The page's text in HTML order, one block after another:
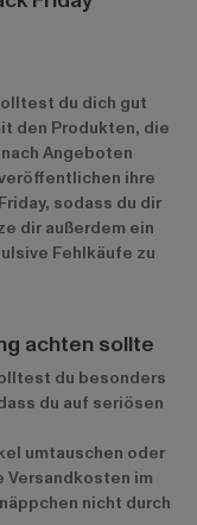
du dich gut
den Produkten, die
Angeboten
ihre
sodass du dir
dir außerdem ein
Fehlkäufe zu
achten sollte
du besonders
du auf seriösen
umtauschen oder
Versandkosten im
nicht durch